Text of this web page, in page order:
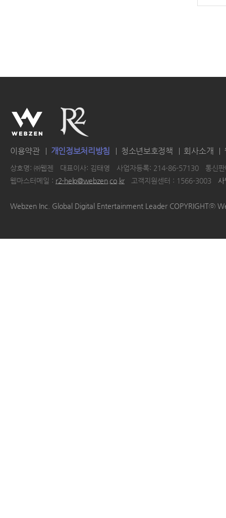
이용약관 개인정보처리방침 청소년보호정책 회사소개
상호명: ㈜웹젠 대표이사: 김태영 사업자등록: 214-86-57130
통신
웹마스터메일 : r2-help@webzen.co.kr 고객지원센터 : 1566-3003
Webzen Inc. Global Digital Entertainment Leader COPYRIGHTⓒ